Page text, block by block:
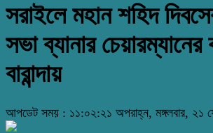
সরাইলে মহান শহিদ
সভা ব্যানার
বারান্দায়
আপডেট সময় : ১১:০২:২১ অপরাহ্ন, মঙ্গলবার, ২১